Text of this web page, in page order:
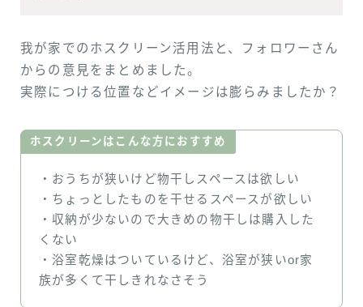
我が家でのホスクリーン活用法と、フォロワーさん
からの意見をまとめました。
実際につける位置などイメージは膨らみましたか？
ホスクリーンはこんな方におすすめ
・おうちが狭いけど物干しスペースは欲しい
・ちょっとしたものを干せるスペースが欲しい
・収納が少ないので大きめの物干しは購入した
くない
・浴室乾燥はついているけど、浴室が狭いor家
族が多くて干しきれなさそう